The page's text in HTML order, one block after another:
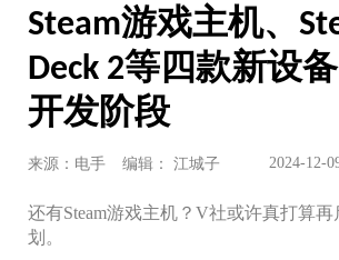
Steam游戏主机、
Deck 2等四款新设
开发阶段
来源：电手 编辑： 江城子 2024-12-
还有Steam游戏主机？V社或许真打算
划。